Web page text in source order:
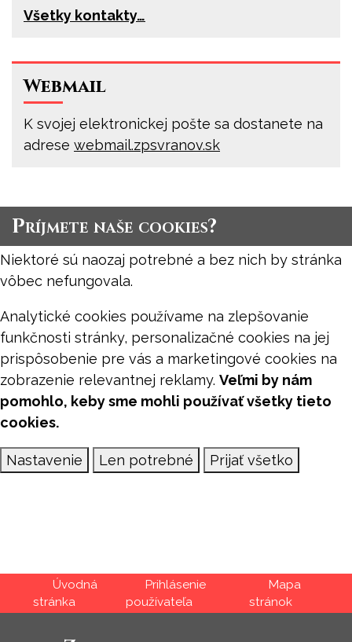
Všetky kontakty…
Webmail
K svojej elektronickej pošte sa dostanete na
adrese webmail.zpsvranov.sk
Úvod Prihlásenie Mapa
Príjmete naše cookies?
Niektoré sú naozaj potrebné a bez nich by stránka
vôbec nefungovala.
Analytické cookies používame na zlepšovanie
funkčnosti stránky, personalizačné cookies na jej
prispôsobenie pre vás a marketingové cookies na
zobrazenie relevantnej reklamy. Veľmi by nám
pomohlo, keby sme mohli používať všetky tieto
cookies.
Nastavenie Len potrebné Prijať všetko